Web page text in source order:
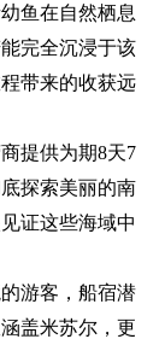
鱼在自然栖息
完全沉浸于该
带来的收获远
提供为期8天7
探索美丽的南
证这些海域中
游客，船宿潜
盖米苏尔，更